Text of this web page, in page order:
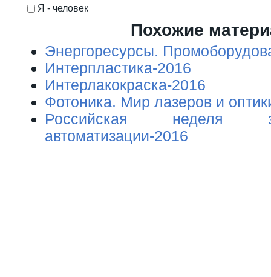
Я - человек
Похожие
Энергоресурсы.
Интерпластика-2016
Интерлакокраска-2016
Фотоника. Мир лазеров и
Российская неделя
автоматизации-2016